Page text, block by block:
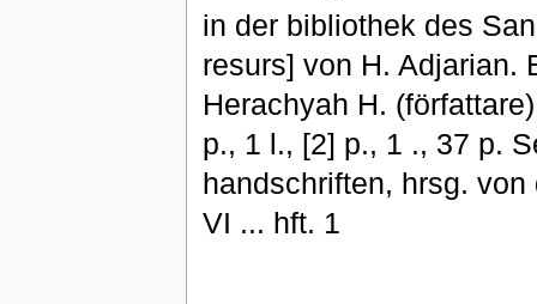
in der bibliothek des
resurs] von H. Adjarian.
Herachyah H.
p., 1 l., [2] p., 1 ., 37 p.
handschriften, hrsg.
VI ... hft. 1